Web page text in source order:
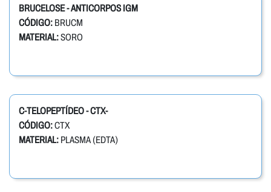
BRUCELOSE - ANTICORPOS IGM
CÓDIGO: BRUCM
MATERIAL:SORO
C-TELOPEPTÍDEO - CTX-
CÓDIGO:CTX
MATERIAL: PLASMA (EDTA)